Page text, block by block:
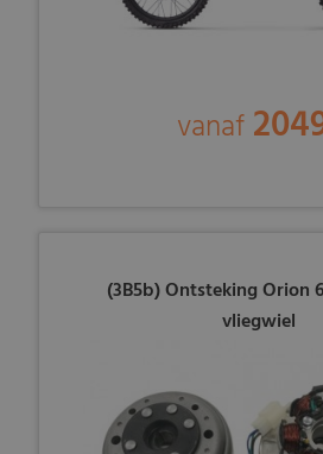
vanaf
(3B5b) Ontsteking Orion
vliegwiel